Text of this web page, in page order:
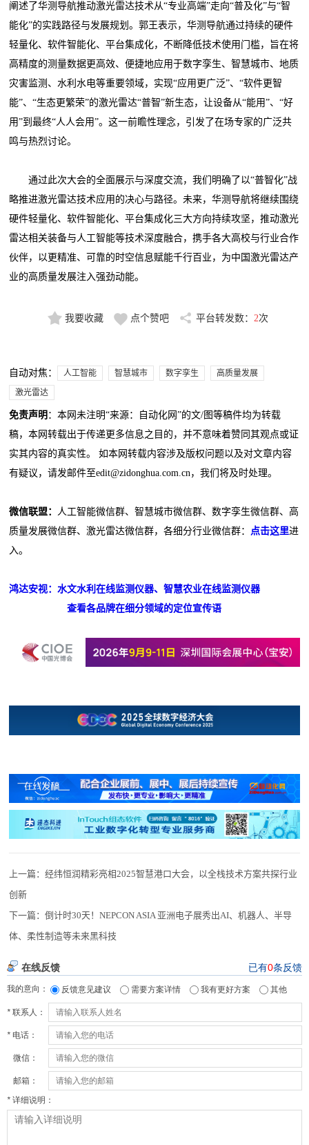
阐述了华测导航推动激光雷达技术从“专业高端”走向“普及化”与“智
能化”的实践路径与发展规划。郭王表示，华测导航通过持续的硬件
轻量化、软件智能化、平台集成化，不断降低技术使用门槛，旨在将
高精度的测量数据更高效、便捷地应用于数字孪生、智慧城市、地质
灾害监测、水利水电等重要领域，实现“应用更广泛”、“软件更智
能”、“生态更繁荣”的激光雷达“普智”新生态，让设备从“能用”、“好
用”到最终“人人会用”。这一前瞻性理念，引发了在场专家的广泛共
鸣与热烈讨论。
通过此次大会的全面展示与深度交流，我们明确了以“普智化”战
略推进激光雷达技术应用的决心与路径。未来，华测导航将继续围绕
硬件轻量化、软件智能化、平台集成化三大方向持续攻坚，推动激光
雷达相关装备与人工智能等技术深度融合，携手各大高校与行业合作
伙伴，以更精准、可靠的时空信息赋能千行百业，为中国激光雷达产
业的高质量发展注入强劲动能。
我要收藏 点个赞吧 平台转发数： 2次
自动对焦： 人工智能 智慧城市 数字孪生
高质量发展
激光雷达
免责声明 ：本网未注明“来源：自动化网”的文/图等稿件均为转载
稿，本网转载出于传递更多信息之目的，并不意味着赞同其观点或证
实其内容的真实性。 如本网转载内容涉及版权问题以及对文章内容
有疑议，请发邮件至edit@zidonghua.com.cn，我们将及时处理。
微信联盟： 人工智能微信群、智慧城市微信群、数字孪生微信群、高
质量发展微信群、激光雷达微信群，各细分行业微信群： 点击这里进
入。
鸿达安视：水文水利在线监测仪器、智慧农业在线监测仪器
查看各品牌在细分领域的定位宣传语
上一篇：经纬恒润精彩亮相2025智慧港口大会，以全栈技术方案共探行业
创新
下一篇：倒计时30天！NEPCON ASIA 亚洲电子展秀出AI、机器人、半导
体、柔性制造等未来黑科技